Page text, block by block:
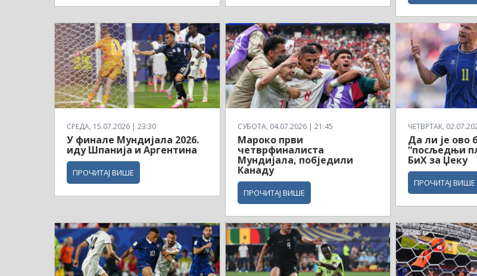
СРЕДА, 15.07.2026 | 23:30
У финале Мундијала 2026.
иду Шпанија и Аргентина
ПРОЧИТАЈ ВИШЕ
СУБОТА, 04.07.2026 | 21:45
Мароко први
четврфиналиста
Мундијала, побједили
Канаду
ПРОЧИТАЈ ВИШЕ
ЧЕТВРТАК,
Да ли је ово
“посљедњи
БиХ за Џеку
ПРОЧИТАЈ ВИШЕ